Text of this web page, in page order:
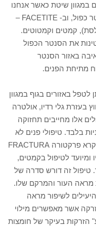
במגוון שיטת כאשר אנחנו
משתמשים ב- NECKTITE לטיפול בסנטר כפול, וב- FACETITE –
קמטים וקמטוטים.
את הסנטר הכפול
באזור הסנטר
מתיחת הפנים.
לטפל באזורים בגוף במגוון
בעזרת גלי רדיו, אולטרה
אלו מחייבים תחזוקה
בלבד. טיפולי פנים לא
חודרניים, מתאפשרים בעזרת מכשיר הנקרא פרקטורה FRACTURA
ומיועד לטיפול בקמטים,
טיפול זה דורש סדרה של
מראה העור והמרקם שלו.
לשיפור מראה
אשר מאפשרים מילוי
הזרקות בעיקר של חומצות